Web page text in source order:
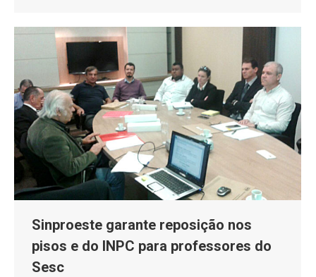
Sinproeste garante reposição nos
pisos e do INPC para professores do
Sesc